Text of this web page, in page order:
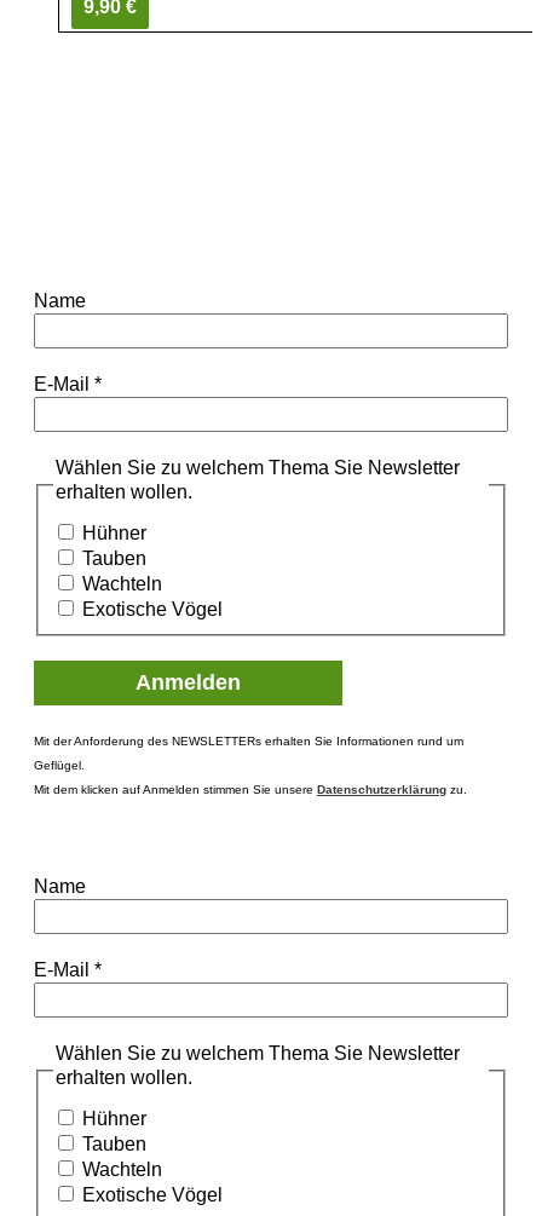
9,90 €
Name
E-Mail *
Wählen Sie zu welchem Thema Sie Newsletter
erhalten wollen.
Hühner
Tauben
Wachteln
Exotische Vögel
Mit der Anforderung des NEWSLETTERs erhalten Sie Informationen rund um
Geflügel.
Mit dem klicken auf Anmelden stimmen Sie unsere Datenschutzerklärung zu.
Name
E-Mail *
Wählen Sie zu welchem Thema Sie Newsletter
erhalten wollen.
Hühner
Tauben
Wachteln
Exotische Vögel